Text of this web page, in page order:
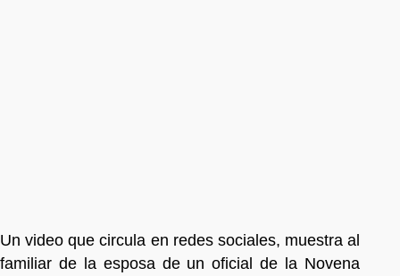
Un video que circula en redes sociales, muestra al
familiar de la esposa de un oficial de la Novena